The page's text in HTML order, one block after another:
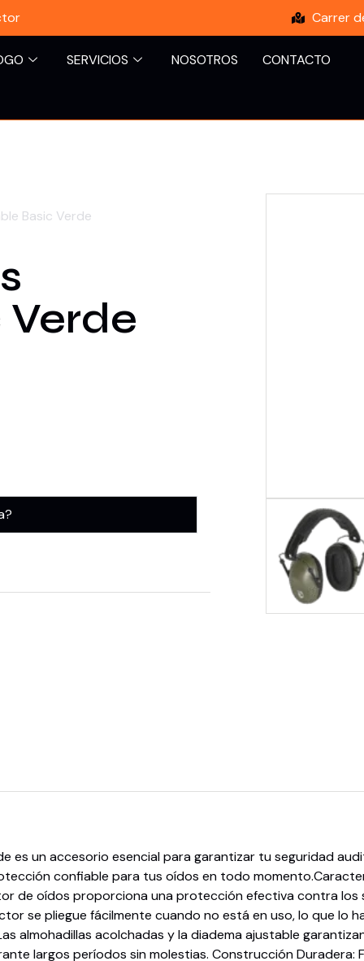
Carrer
SERVICIOS NOSOTROS CONTACTO
Basic Verde
es un accesorio esencial para garantizar tu seguridad
confiable para tus oídos en todo
de oídos proporciona una protección efectiva contra los
se pliegue fácilmente cuando no está en uso, lo que
almohadillas acolchadas y la diadema ajustable
largos períodos sin molestias. Construcción